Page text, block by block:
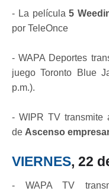
- La película5
por TeleOnce
- WAPA Deportes
juego Toronto Blue
p.m.).
- WIPR TV transmite
de Ascenso
VIERNES, 22
- WAPA TV